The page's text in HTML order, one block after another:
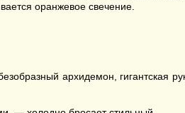
оранжевое свечение.
архидемон, гигантская